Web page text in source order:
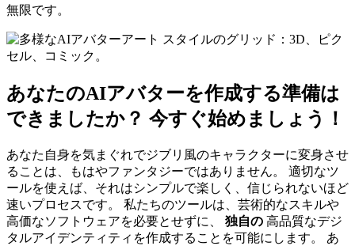
無限です。
あなたのAIアバターを作成する準備は
できましたか？ 今すぐ始めましょう！
あなた自身を気まぐれでジブリ風のキャラクターに変身させ
ることは、もはやファンタジーではありません。 適切なツ
ールを使えば、それはシンプルで楽しく、信じられないほど
速いプロセスです。 私たちのツールは、芸術的なスキルや
高価なソフトウェアを必要とせずに、 独自の 高品質なデジ
タルアイデンティティを作成することを可能にします。 あ